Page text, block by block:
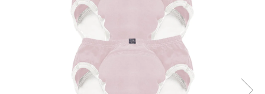
Jucarii pentru dentitie
CHARLIE BANANA
LOVE TO DREAM